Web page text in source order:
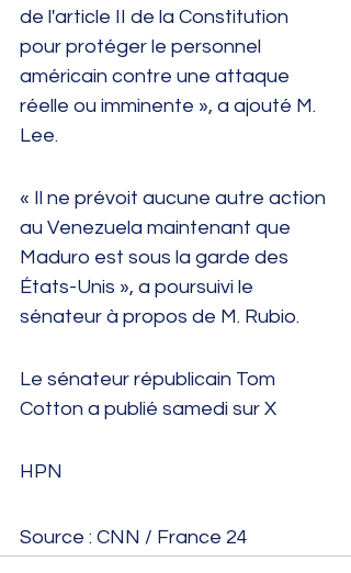
de l'article II de la Constitution
pour protéger le personnel
américain contre une attaque
réelle ou imminente », a ajouté M.
Lee.
« Il ne prévoit aucune autre action
au Venezuela maintenant que
Maduro est sous la garde des
États-Unis », a poursuivi le
sénateur à propos de M. Rubio.
Le sénateur républicain Tom
Cotton a publié samedi sur X
HPN
Source : CNN / France 24